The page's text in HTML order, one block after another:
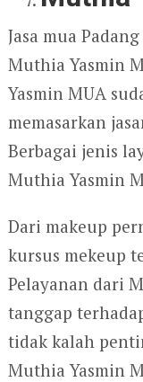
Jasa mua
Muthia Yasmin
Yasmin MUA
memasarkan
Berbagai jenis
Muthia Yasmin
Dari makeup
kursus mekeup
Pelayanan dari
tanggap
tidak kalah
Muthia Yasmin